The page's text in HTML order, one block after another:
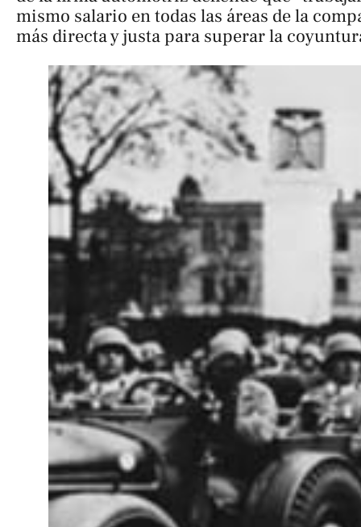
mismo salario en todas las áreas de la
más directa y justa para superar la